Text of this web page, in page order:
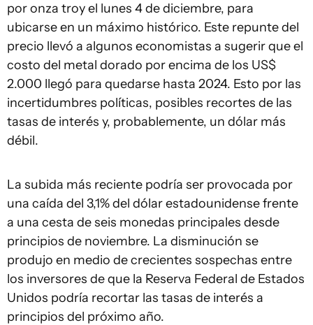
por onza troy el lunes 4 de diciembre, para
ubicarse en un máximo histórico. Este repunte del
precio llevó a algunos economistas a sugerir que el
costo del metal dorado por encima de los US$
2.000 llegó para quedarse hasta 2024. Esto por las
incertidumbres políticas, posibles recortes de las
tasas de interés y, probablemente, un dólar más
débil.
La subida más reciente podría ser provocada por
una caída del 3,1% del dólar estadounidense frente
a una cesta de seis monedas principales desde
principios de noviembre. La disminución se
produjo en medio de crecientes sospechas entre
los inversores de que la Reserva Federal de Estados
Unidos podría recortar las tasas de interés a
principios del próximo año.